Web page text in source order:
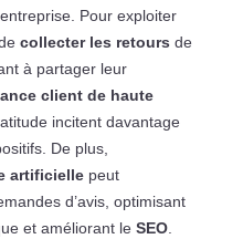
Pour exploiter
collecter les retours de
à partager leur
client de haute
incitent davantage
De plus,
artificiellepeut
d’avis, optimisant
et améliorant le SEO.